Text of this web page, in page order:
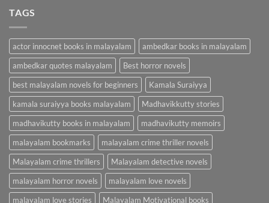
TAGS
actor innocnet books in malayalam
ambedkar books in malayalam
ambedkar quotes malayalam
Best horror novels
best malayalam novels for beginners
Kamala Suraiyya
kamala suraiyya books malayalam
Madhavikkutty stories
madhavikutty books in malayalam
madhavikutty memoirs
malayalam bookmarks
malayalam crime thriller novels
Malayalam crime thrillers
Malayalam detective novels
malayalam horror novels
malayalam love novels
malayalam love stories
Malayalam Motivational books